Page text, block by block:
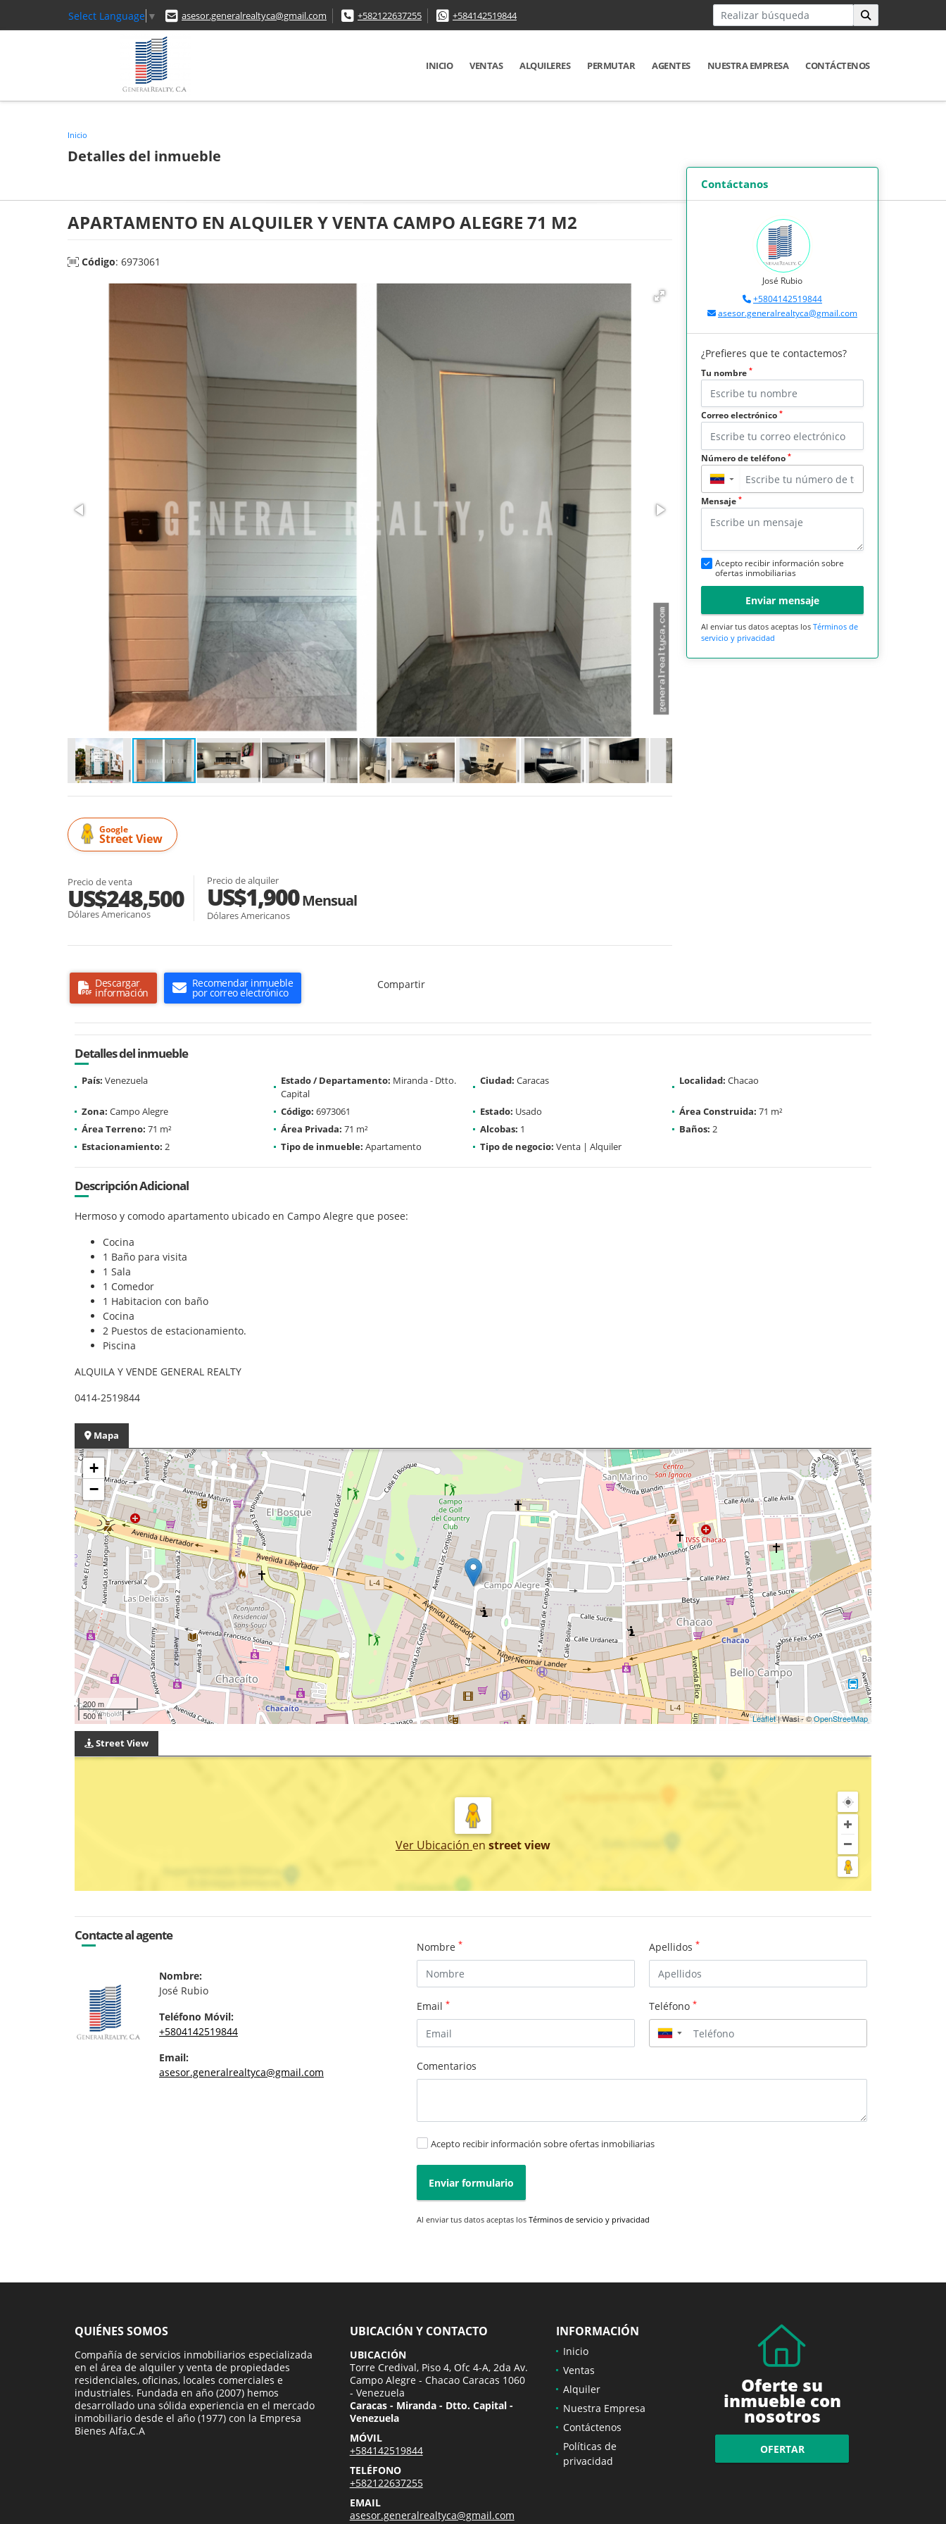
Select Language ▼ asesor.generalrealtyca@gmail.com +582122637255 +584142519844
INICIO VENTAS ALQUILERES PERMUTAR AGENTES NUESTRA EMPRESA CONTÁCTENOS
Inicio
Detalles del inmueble
APARTAMENTO EN ALQUILER Y VENTA CAMPO ALEGRE 71 M2
Código: 6973061
Google
Street View
Precio de venta
US$248,500
Dólares Americanos
Precio de alquiler
US$1,900Mensual
Dólares Americanos
Descargar
información
Recomendar inmueble
por correo electrónico
Compartir
Contáctanos
José Rubio
+5804142519844
asesor.generalrealtyca@gmail.com
¿Prefieres que te contactemos?
Tu nombre *
Correo electrónico *
Número de teléfono *
▼
Mensaje *
Acepto recibir información sobre
ofertas inmobiliarias
Enviar mensaje
Al enviar tus datos aceptas los Términos de
servicio y privacidad
Detalles del inmueble
País: Venezuela Estado / Departamento: Miranda - Dtto.
Capital
Ciudad: Caracas Localidad: Chacao
Zona: Campo Alegre Código: 6973061 Estado: Usado Área Construida: 71 m²
Área Terreno: 71 m² Área Privada: 71 m² Alcobas: 1 Baños: 2
Estacionamiento: 2 Tipo de inmueble: Apartamento Tipo de negocio: Venta | Alquiler
Descripción Adicional
Hermoso y comodo apartamento ubicado en Campo Alegre que posee:
Cocina
1 Baño para visita
1 Sala
1 Comedor
1 Habitacion con baño
Cocina
2 Puestos de estacionamiento.
Piscina
ALQUILA Y VENDE GENERAL REALTY
0414-2519844
Mapa
+
−
200 m
500 ft
Leaflet| Wasi - ©OpenStreetMap
Street View
Ver Ubicación en street view
Contacte al agente
Nombre:
José Rubio
Teléfono Móvil:
+5804142519844
Email:
asesor.generalrealtyca@gmail.com
Nombre * Apellidos *
Email * Teléfono *
▼
Comentarios
Acepto recibir información sobre ofertas inmobiliarias
Enviar formulario
Al enviar tus datos aceptas los Términos de servicio y privacidad
QUIÉNES SOMOS
Compañía de servicios inmobiliarios especializada
en el área de alquiler y venta de propiedades
residenciales, oficinas, locales comerciales e
industriales. Fundada en año (2007) hemos
desarrollado una sólida experiencia en el mercado
inmobiliario desde el año (1977) con la Empresa
Bienes Alfa,C.A
UBICACIÓN Y CONTACTO
UBICACIÓN
Torre Credival, Piso 4, Ofc 4-A, 2da Av.
Campo Alegre - Chacao Caracas 1060
- Venezuela
Caracas - Miranda - Dtto. Capital -
Venezuela
MÓVIL
+584142519844
TELÉFONO
+582122637255
EMAIL
asesor.generalrealtyca@gmail.com
INFORMACIÓN
Inicio
Ventas
Alquiler
Nuestra Empresa
Contáctenos
Políticas de
privacidad
Oferte su
inmueble con
nosotros
OFERTAR